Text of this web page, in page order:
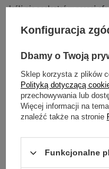
Jeśli nie znalazłeś w naszej
szukanego przedmiotu. Aby
Bądź na bieżąco i
newslettera!
Konfiguracja
Dbamy o Twoją
Sklep korzysta z plików
Polityką dotyczącą
przechowywania lub
Więcej informacji na
znaleźć także na stronie
Funkcjonalne